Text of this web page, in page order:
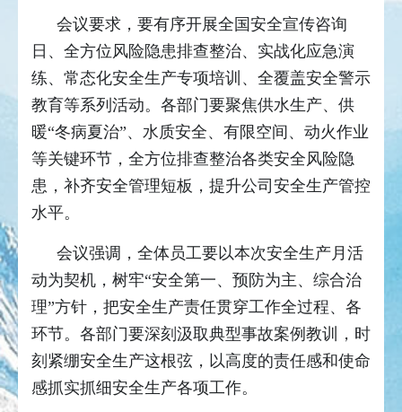
会议要求，要有序开展全国安全宣传咨询
日、全方位风险隐患排查整治、实战化应急演
练、常态化安全生产专项培训、全覆盖安全警示
教育等系列活动。各部门要聚焦供水生产、供
暖“冬病夏治”、水质安全、有限空间、动火作业
等关键环节，全方位排查整治各类安全风险隐
患，补齐安全管理短板，提升公司安全生产管控
水平。
会议强调，全体员工要以本次安全生产月活
动为契机，树牢“安全第一、预防为主、综合治
理”方针，把安全生产责任贯穿工作全过程、各
环节。各部门要深刻汲取典型事故案例教训，时
刻紧绷安全生产这根弦，以高度的责任感和使命
感抓实抓细安全生产各项工作。